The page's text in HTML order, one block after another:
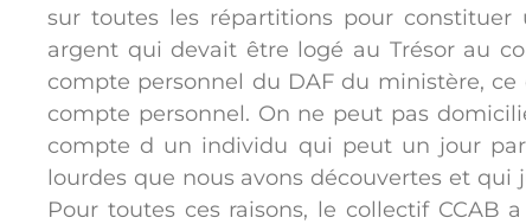
sur toutes les répartitions pour constituer
argent qui devait être logé au Trésor au
compte personnel du DAF du ministère,
compte personnel. On ne peut pas
compte d un individu qui peut un jour
lourdes que nous avons découvertes et
Pour toutes ces raisons, le collectif